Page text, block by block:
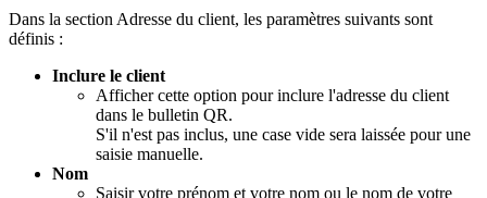
Dans la section Adresse du client, les paramètres suivants sont
définis :
Inclure le client
Afficher cette option pour inclure l'adresse du client
dans le bulletin QR.
S'il n'est pas inclus, une case vide sera laissée pour une
saisie manuelle.
Nom
Saisir votre prénom et votre nom ou le nom de votre